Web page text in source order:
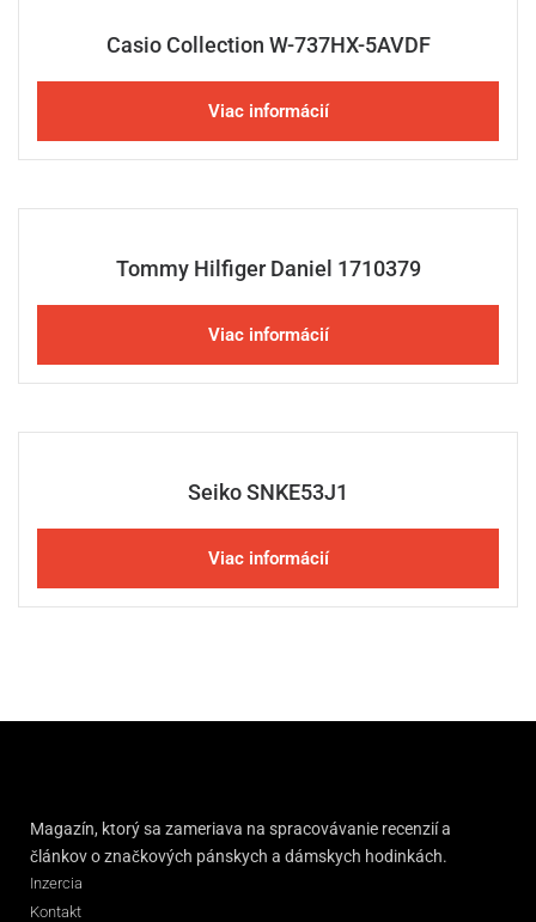
Casio Collection W-737HX-5AVDF
Viac informácií
Tommy Hilfiger Daniel 1710379
Viac informácií
Seiko SNKE53J1
Viac informácií
Magazín, ktorý sa zameriava na spracovávanie recenzií a
článkov o značkových pánskych a dámskych hodinkách.
Inzercia
Kontakt